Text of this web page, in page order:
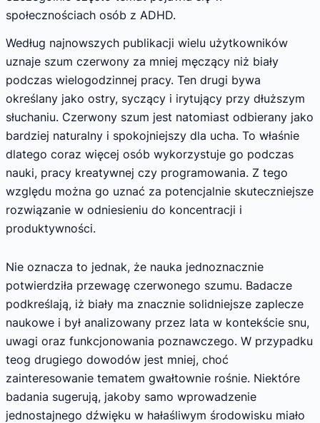
społecznościach osób z ADHD.
Według najnowszych publikacji wielu użytkowników
uznaje szum czerwony za mniej męczący niż biały
podczas wielogodzinnej pracy. Ten drugi bywa
określany jako ostry, syczący i irytujący przy dłuższym
słuchaniu. Czerwony szum jest natomiast odbierany jako
bardziej naturalny i spokojniejszy dla ucha. To właśnie
dlatego coraz więcej osób wykorzystuje go podczas
nauki, pracy kreatywnej czy programowania. Z tego
względu można go uznać za potencjalnie skuteczniejsze
rozwiązanie w odniesieniu do koncentracji i
produktywności.
Nie oznacza to jednak, że nauka jednoznacznie
potwierdziła przewagę czerwonego szumu. Badacze
podkreślają, iż biały ma znacznie solidniejsze zaplecze
naukowe i był analizowany przez lata w kontekście snu,
uwagi oraz funkcjonowania poznawczego. W przypadku
teog drugiego dowodów jest mniej, choć
zainteresowanie tematem gwałtownie rośnie. Niektóre
badania sugerują, jakoby samo wprowadzenie
jednostajnego dźwięku w hałaśliwym środowisku miało